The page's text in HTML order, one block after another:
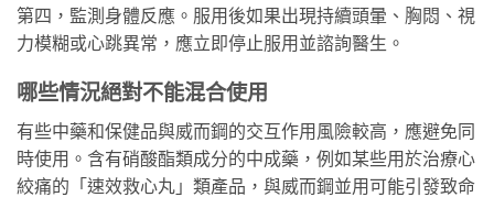
第四，監測身體反應。服用後如果出現持續頭暈、胸悶、視
力模糊或心跳異常，應立即停止服用並諮詢醫生。
哪些情況絕對不能混合使用
有些中藥和保健品與威而鋼的交互作用風險較高，應避免同
時使用。含有硝酸酯類成分的中成藥，例如某些用於治療心
絞痛的「速效救心丸」類產品，與威而鋼並用可能引發致命